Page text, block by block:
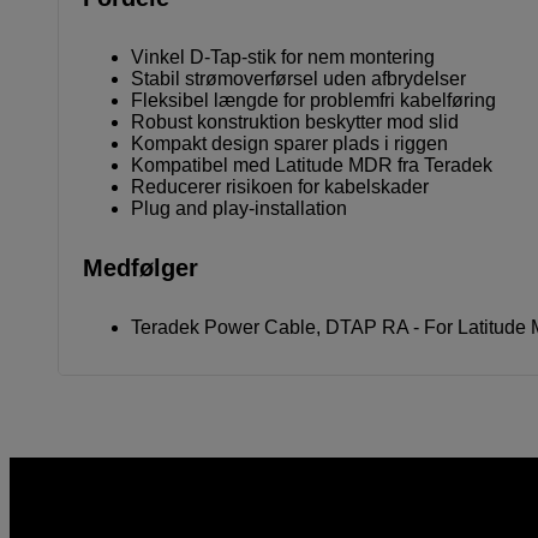
Vinkel D-Tap-stik for nem montering
Stabil strømoverførsel uden afbrydelser
Fleksibel længde for problemfri kabelføring
Robust konstruktion beskytter mod slid
Kompakt design sparer plads i riggen
Kompatibel med Latitude MDR fra Teradek
Reducerer risikoen for kabelskader
Plug and play-installation
Medfølger
Teradek Power Cable, DTAP RA - For Latitude